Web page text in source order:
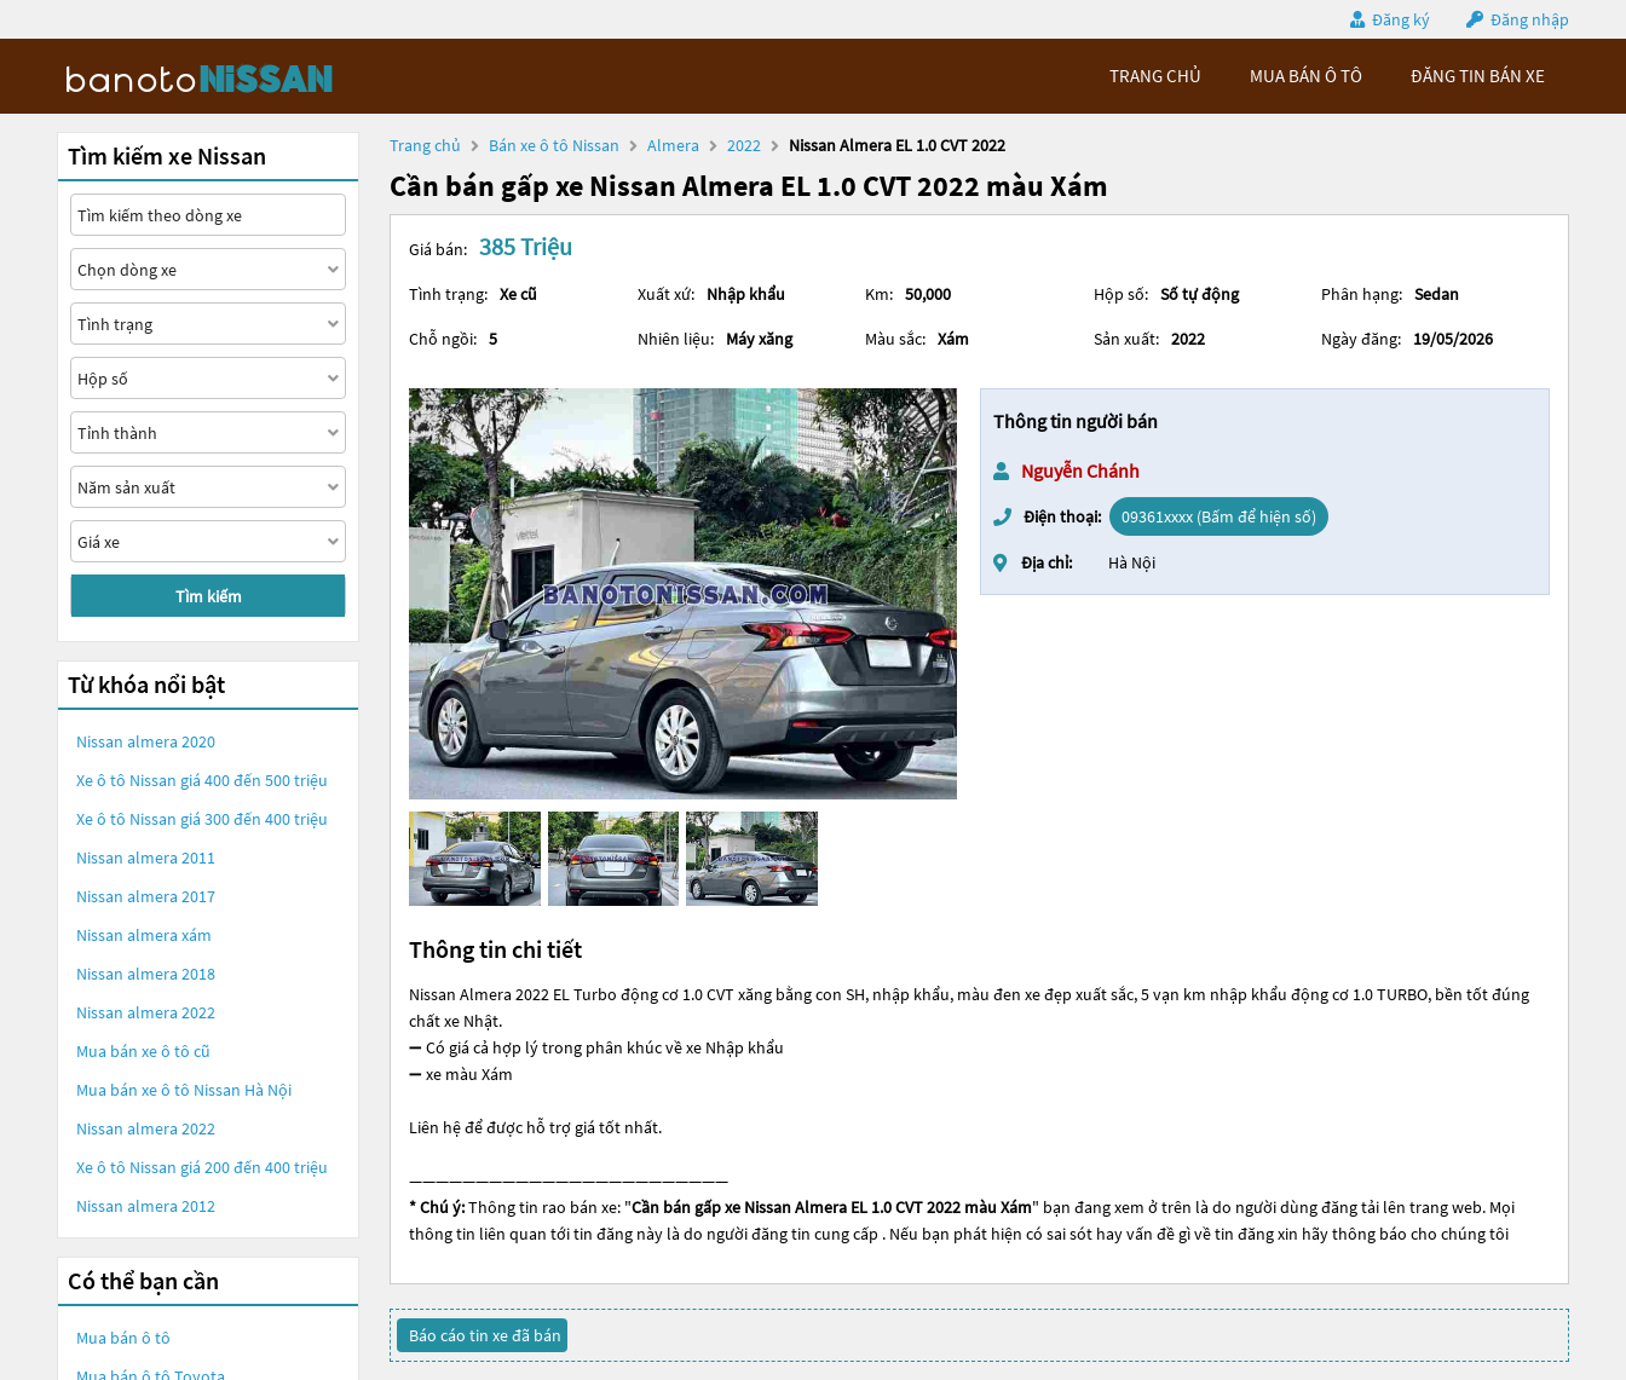
Đăng ký Đăng nhập
TRANG CHỦ MUA BÁN Ô TÔ ĐĂNG TIN BÁN XE
Trang chủ Bán xe ô tô Nissan Almera 2022 Nissan Almera EL 1.0 CVT 2022
Cần bán gấp xe Nissan Almera EL 1.0 CVT 2022 màu Xám
Giá bán: 385 Triệu
Tình trạng: Xe cũ Xuất xứ: Nhập khẩu Km: 50,000 Hộp số: Số tự động Phân hạng: Sedan
Chỗ ngồi: 5 Nhiên liệu: Máy xăng Màu sắc: Xám Sản xuất: 2022 Ngày đăng: 19/05/2026
Thông tin người bán
Nguyễn Chánh
Điện thoại: 09361xxxx (Bấm để hiện số)
Địa chỉ: Hà Nội
Thông tin chi tiết
Nissan Almera 2022 EL Turbo động cơ 1.0 CVT xăng bằng con SH, nhập khẩu, màu đen xe đẹp xuất sắc, 5 vạn km nhập khẩu động cơ 1.0 TURBO, bền tốt đúng
chất xe Nhật.
➖ Có giá cả hợp lý trong phân khúc về xe Nhập khẩu
➖ xe màu Xám
Liên hệ để được hỗ trợ giá tốt nhất.
————————————————————————
* Chú ý:Thông tin rao bán xe: "Cần bán gấp xe Nissan Almera EL 1.0 CVT 2022 màu Xám" bạn đang xem ở trên là do người dùng đăng tải lên trang web. Mọi
thông tin liên quan tới tin đăng này là do người đăng tin cung cấp . Nếu bạn phát hiện có sai sót hay vấn đề gì về tin đăng xin hãy thông báo cho chúng tôi
Báo cáo tin xe đã bán
Tìm kiếm xe Nissan
Tìm kiếm
Từ khóa nổi bật
Nissan almera 2020
Xe ô tô Nissan giá 400 đến 500 triệu
Xe ô tô Nissan giá 300 đến 400 triệu
Nissan almera 2011
Nissan almera 2017
Nissan almera xám
Nissan almera 2018
Nissan almera 2022
Mua bán xe ô tô cũ
Mua bán xe ô tô Nissan Hà Nội
Nissan almera 2022
Xe ô tô Nissan giá 200 đến 400 triệu
Nissan almera 2012
Có thể bạn cần
Mua bán ô tô